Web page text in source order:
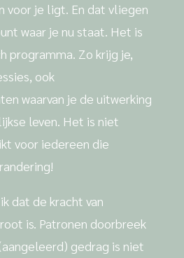
voor je ligt. En dat vliegen
waar je nu staat. Het is
programma. Zo krijg je,
ook
waarvan je de uitwerking
leven. Het is niet
voor iedereen die
dat de kracht van
is. Patronen doorbreek
gedrag is niet